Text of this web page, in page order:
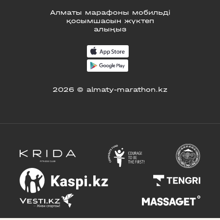
Алматы марафоны мобильді
қосымшасын жүктеп
алыңыз
2026 © almaty-marathon.kz